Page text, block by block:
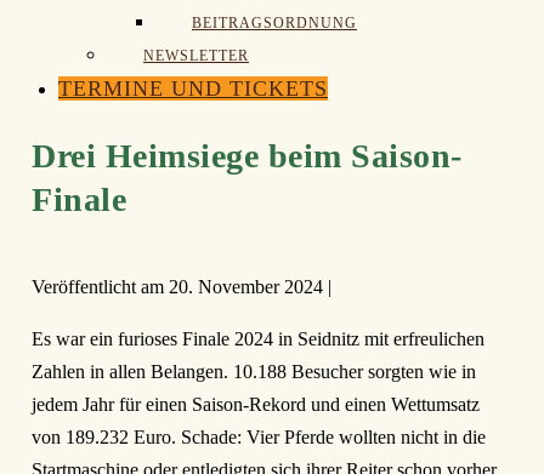
BEITRAGSORDNUNG
NEWSLETTER
TERMINE UND TICKETS
Drei Heimsiege beim Saison-
Finale
Veröffentlicht am 20. November 2024 |
Es war ein furioses Finale 2024 in Seidnitz mit erfreulichen
Zahlen in allen Belangen. 10.188 Besucher sorgten wie in
jedem Jahr für einen Saison-Rekord und einen Wettumsatz
von 189.232 Euro. Schade: Vier Pferde wollten nicht in die